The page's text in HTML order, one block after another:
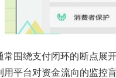
常围绕支付闭环的断点展
平台对资金流向的监控